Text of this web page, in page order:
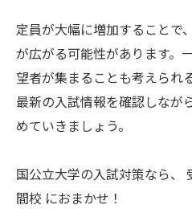
定員が大幅に増加することで
が広がる可能性があります。
望者が集まることも考えられ
最新の入試情報を確認しなが
めていきましょう。
国公立大学の入試対策なら、
間校 におまかせ！